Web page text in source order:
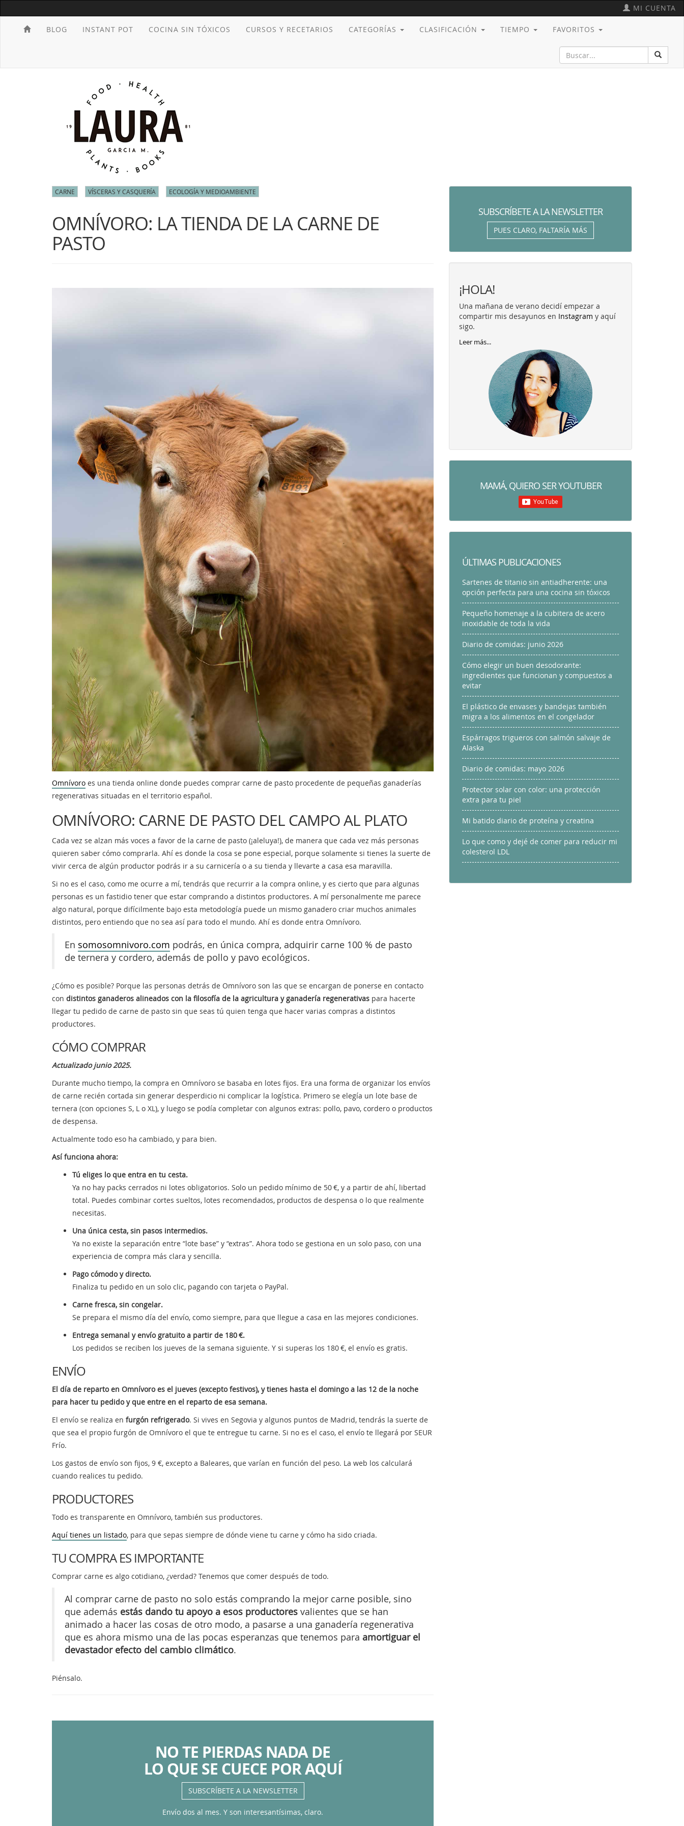
MI CUENTA
BLOG INSTANT POT COCINA SIN TÓXICOS CURSOS Y RECETARIOS CATEGORÍAS CLASIFICACIÓN TIEMPO FAVORITOS
CARNE VÍSCERAS Y CASQUERÍA ECOLOGÍA Y MEDIOAMBIENTE
OMNÍVORO: LA TIENDA DE LA CARNE DE
PASTO
Omnívoro es una tienda online donde puedes comprar carne de pasto procedente de pequeñas ganaderías
regenerativas situadas en el territorio español.
OMNÍVORO: CARNE DE PASTO DEL CAMPO AL PLATO
Cada vez se alzan más voces a favor de la carne de pasto (¡aleluya!), de manera que cada vez más personas
quieren saber cómo comprarla. Ahí es donde la cosa se pone especial, porque solamente si tienes la suerte de
vivir cerca de algún productor podrás ir a su carnicería o a su tienda y llevarte a casa esa maravilla.
Si no es el caso, como me ocurre a mí, tendrás que recurrir a la compra online, y es cierto que para algunas
personas es un fastidio tener que estar comprando a distintos productores. A mí personalmente me parece
algo natural, porque difícilmente bajo esta metodología puede un mismo ganadero criar muchos animales
distintos, pero entiendo que no sea así para todo el mundo. Ahí es donde entra Omnívoro.
En somosomnivoro.com podrás, en única compra, adquirir carne 100 % de pasto
de ternera y cordero, además de pollo y pavo ecológicos.
¿Cómo es posible? Porque las personas detrás de Omnívoro son las que se encargan de ponerse en contacto
con distintos ganaderos alineados con la filosofía de la agricultura y ganadería regenerativas para hacerte
llegar tu pedido de carne de pasto sin que seas tú quien tenga que hacer varias compras a distintos
productores.
CÓMO COMPRAR
Actualizado junio 2025.
Durante mucho tiempo, la compra en Omnívoro se basaba en lotes fijos. Era una forma de organizar los envíos
de carne recién cortada sin generar desperdicio ni complicar la logística. Primero se elegía un lote base de
ternera (con opciones S, L o XL), y luego se podía completar con algunos extras: pollo, pavo, cordero o productos
de despensa.
Actualmente todo eso ha cambiado, y para bien.
Así funciona ahora:
Tú eliges lo que entra en tu cesta.
Ya no hay packs cerrados ni lotes obligatorios. Solo un pedido mínimo de 50 €, y a partir de ahí, libertad
total. Puedes combinar cortes sueltos, lotes recomendados, productos de despensa o lo que realmente
necesitas.
Una única cesta, sin pasos intermedios.
Ya no existe la separación entre “lote base” y “extras”. Ahora todo se gestiona en un solo paso, con una
experiencia de compra más clara y sencilla.
Pago cómodo y directo.
Finaliza tu pedido en un solo clic, pagando con tarjeta o PayPal.
Carne fresca, sin congelar.
Se prepara el mismo día del envío, como siempre, para que llegue a casa en las mejores condiciones.
Entrega semanal y envío gratuito a partir de 180 €.
Los pedidos se reciben los jueves de la semana siguiente. Y si superas los 180 €, el envío es gratis.
ENVÍO
El día de reparto en Omnívoro es el jueves (excepto festivos), y tienes hasta el domingo a las 12 de la noche
para hacer tu pedido y que entre en el reparto de esa semana.
El envío se realiza en furgón refrigerado. Si vives en Segovia y algunos puntos de Madrid, tendrás la suerte de
que sea el propio furgón de Omnívoro el que te entregue tu carne. Si no es el caso, el envío te llegará por SEUR
Frío.
Los gastos de envío son fijos, 9 €, excepto a Baleares, que varían en función del peso. La web los calculará
cuando realices tu pedido.
PRODUCTORES
Todo es transparente en Omnívoro, también sus productores.
Aquí tienes un listado, para que sepas siempre de dónde viene tu carne y cómo ha sido criada.
TU COMPRA ES IMPORTANTE
Comprar carne es algo cotidiano, ¿verdad? Tenemos que comer después de todo.
Al comprar carne de pasto no solo estás comprando la mejor carne posible, sino
que además estás dando tu apoyo a esos productores valientes que se han
animado a hacer las cosas de otro modo, a pasarse a una ganadería regenerativa
que es ahora mismo una de las pocas esperanzas que tenemos para amortiguar el
devastador efecto del cambio climático.
Piénsalo.
NO TE PIERDAS NADA DE
LO QUE SE CUECE POR AQUÍ
SUBSCRÍBETE A LA NEWSLETTER
Envío dos al mes. Y son interesantísimas, claro.
SUBSCRÍBETE A LA NEWSLETTER
PUES CLARO, FALTARÍA MÁS
¡HOLA!
Una mañana de verano decidí empezar a
compartir mis desayunos en Instagram y aquí
sigo.
Leer más...
MAMÁ, QUIERO SER YOUTUBER
ÚLTIMAS PUBLICACIONES
Sartenes de titanio sin antiadherente: una
opción perfecta para una cocina sin tóxicos
Pequeño homenaje a la cubitera de acero
inoxidable de toda la vida
Diario de comidas: junio 2026
Cómo elegir un buen desodorante:
ingredientes que funcionan y compuestos a
evitar
El plástico de envases y bandejas también
migra a los alimentos en el congelador
Espárragos trigueros con salmón salvaje de
Alaska
Diario de comidas: mayo 2026
Protector solar con color: una protección
extra para tu piel
Mi batido diario de proteína y creatina
Lo que como y dejé de comer para reducir mi
colesterol LDL